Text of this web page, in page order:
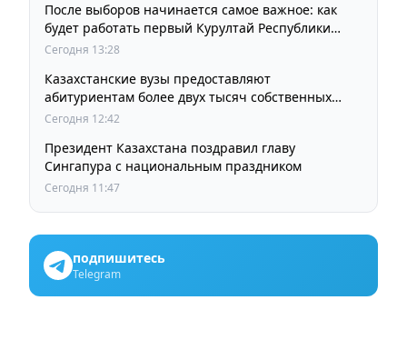
После выборов начинается самое важное: как
будет работать первый Курултай Республики
Казахстан
Сегодня 13:28
Казахстанские вузы предоставляют
абитуриентам более двух тысяч собственных
образовательных грантов
Сегодня 12:42
Президент Казахстана поздравил главу
Сингапура с национальным праздником
Сегодня 11:47
подпишитесь
Telegram